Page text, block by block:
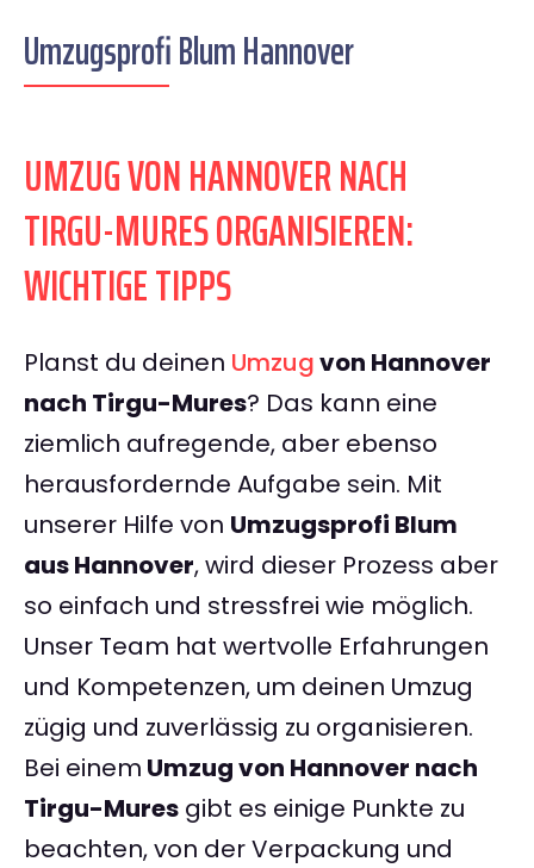
Umzugsprofi Blum Hannover
UMZUG VON HANNOVER NACH
TIRGU-MURES ORGANISIEREN:
WICHTIGE TIPPS
Planst du deinen Umzugvon Hannover
nach Tirgu-Mures? Das kann eine
ziemlich aufregende, aber ebenso
herausfordernde Aufgabe sein. Mit
unserer Hilfe von Umzugsprofi Blum
aus Hannover, wird dieser Prozess aber
so einfach und stressfrei wie möglich.
Unser Team hat wertvolle Erfahrungen
und Kompetenzen, um deinen Umzug
zügig und zuverlässig zu organisieren.
Bei einem Umzug von Hannover nach
Tirgu-Mures gibt es einige Punkte zu
beachten, von der Verpackung und